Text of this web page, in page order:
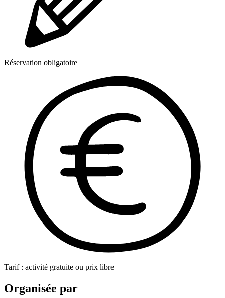
Réservation obligatoire
Tarif : activité gratuite ou prix libre
Organisée par